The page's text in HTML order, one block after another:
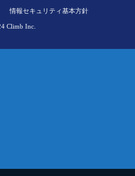
情報セキュリティ基本方針
Climb Inc.